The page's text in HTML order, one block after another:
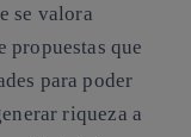
se valora
propuestas que
para poder
riqueza a